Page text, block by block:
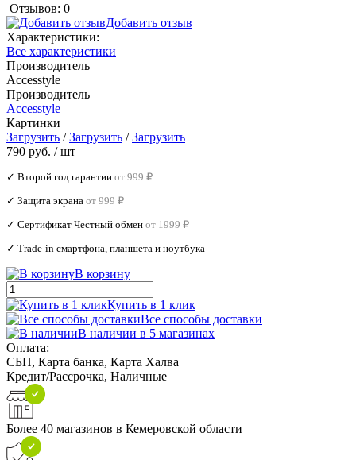
Отзывов: 0
Добавить отзыв
Характеристики:
Все характеристики
Производитель
Accesstyle
Производитель
Accesstyle
Картинки
Загрузить /Загрузить /Загрузить
790 руб. / шт
✓ Второй год гарантии от 999 ₽
✓ Защита экрана от 999 ₽
✓ Сертификат Честный обмен от 1999 ₽
✓ Trade‑in смартфона, планшета и ноутбука
В корзину
Купить в 1 клик
Все способы доставки
В наличии в 5 магазинах
Оплата:
СБП, Карта банка, Карта Халва
Кредит/Рассрочка, Наличные
Более 40 магазинов в Кемеровской области